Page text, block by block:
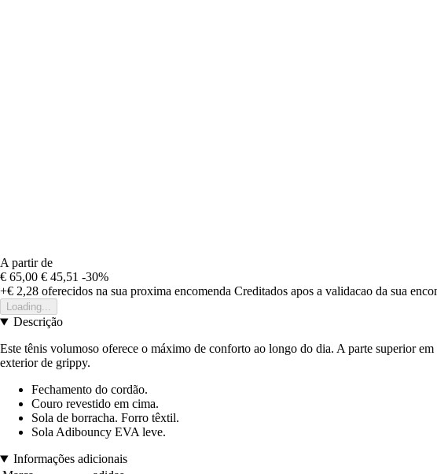
A partir de
€ 65,00 € 45,51 -30%
+€ 2,28 oferecidos na sua proxima encomenda Creditados apos a validacao da sua
Loading...
Descrição
Este tênis volumoso oferece o máximo de conforto ao longo do dia. A parte superior
exterior de grippy.
Fechamento do cordão.
Couro revestido em cima.
Sola de borracha. Forro têxtil.
Sola Adibouncy EVA leve.
Informações adicionais